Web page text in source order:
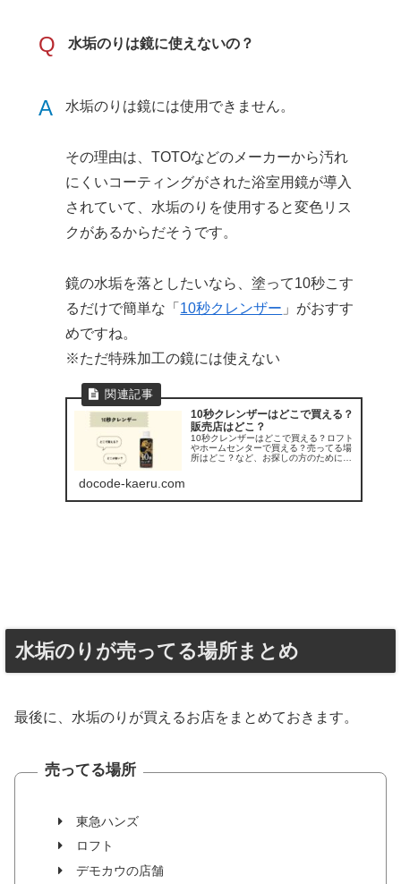
Q 水垢のりは鏡に使えないの？
A 水垢のりは鏡には使用できません。
その理由は、TOTOなどのメーカーから汚れ
にくいコーティングがされた浴室用鏡が導入
されていて、水垢のりを使用すると変色リス
クがあるからだそうです。
鏡の水垢を落としたいなら、塗って10秒こす
るだけで簡単な「 10秒クレンザー 」がおすす
めですね。
※ただ特殊加工の鏡には使えない
10秒クレンザーはどこで買える？
販売店はどこ？
10秒クレンザーはどこで買える？ロフト
やホームセンターで買える？売ってる場
所はどこ？など、お探しの方のために、
docode-kaeru.com
水垢のりが売ってる場所まとめ
最後に、水垢のりが買えるお店をまとめておきます。
売ってる場所
東急ハンズ
ロフト
デモカウの店舗